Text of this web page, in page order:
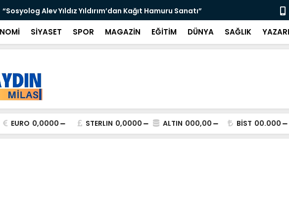
“Sosyolog Alev Yıldız Yıldırım’dan Kağıt Hamuru Sanatı” “3 Bin
SİYASET SPOR MAGAZİN EĞİTİM DÜNYA SAĞLIK
EURO 0,0000 STERLIN 0,0000 ALTIN 000,00 BİST 00.000